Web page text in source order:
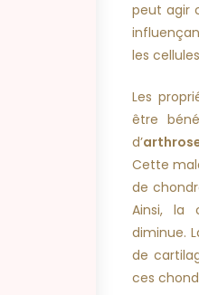
peut agir
les
Les
être
d’
Cette
de
Ainsi, la
diminue.
de
ces